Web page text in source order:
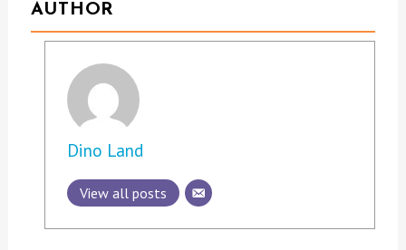
AUTHOR
Dino Land
View all posts